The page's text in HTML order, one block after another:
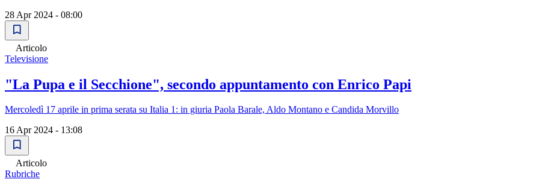
28 Apr 2024 - 08:00
Articolo
Televisione
"La Pupa e il Secchione", secondo appuntamento con Enrico Papi
Mercoledì 17 aprile in prima serata su Italia 1: in giuria Paola Barale, Aldo Montano e Candida Morvillo
16 Apr 2024 - 13:08
Articolo
Rubriche